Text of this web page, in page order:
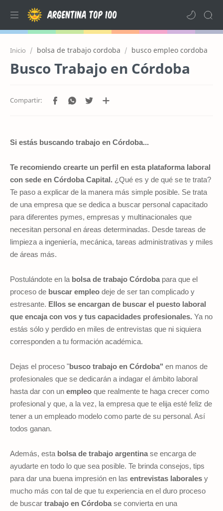
Inicio bolsa de trabajo cordoba busco empleo cordoba
Busco Trabajo en Córdoba
Si estás buscando trabajo en Córdoba...
Te recomiendo crearte un perfil en esta plataforma laboral
con sede en Córdoba Capital. ¿Qué es y de qué se te trata?
Te paso a explicar de la manera más simple posible. Se trata
de una empresa que se dedica a buscar personal capacitado
para diferentes pymes, empresas y multinacionales que
necesitan personal en áreas determinadas. Desde tareas de
limpieza a ingeniería, mecánica, tareas administrativas y miles
de áreas más.
Postulándote en la bolsa de trabajo Córdoba para que el
proceso de buscar empleo deje de ser tan complicado y
estresante. Ellos se encargan de buscar el puesto laboral
que encaja con vos y tus capacidades profesionales. Ya no
estás sólo y perdido en miles de entrevistas que ni siquiera
corresponden a tu formación académica.
Dejas el proceso "busco trabajo en Córdoba" en manos de
profesionales que se dedicarán a indagar el ámbito laboral
hasta dar con un empleo que realmente te haga crecer como
profesional y que, a la vez, la empresa que te elija esté feliz de
tener a un empleado modelo como parte de su personal. Así
todos ganan.
Además, esta bolsa de trabajo argentina se encarga de
ayudarte en todo lo que sea posible. Te brinda consejos, tips
para dar una buena impresión en las entrevistas laborales y
mucho más con tal de que tu experiencia en el duro proceso
de buscar trabajo en Córdoba se convierta en una